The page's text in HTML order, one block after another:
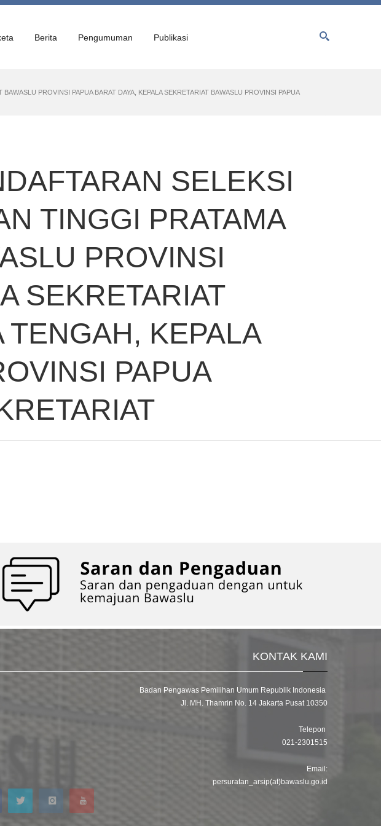
Berita Pengumuman Publikasi
PROVINSI PAPUA BARAT DAYA, KEPALA SEKRETARIAT BAWASLU PROVINSI PAPUA
SELEKSI
TINGGI PRATAMA
PROVINSI
SEKRETARIAT
KEPALA
PAPUA
KONTAK KAMI
Badan Pengawas Pemilihan Umum Republik Indonesia
Jl. MH. Thamrin No. 14 Jakarta Pusat 10350
Telepon
021-2301515
Email:
persuratan_arsip(at)bawaslu.go.id